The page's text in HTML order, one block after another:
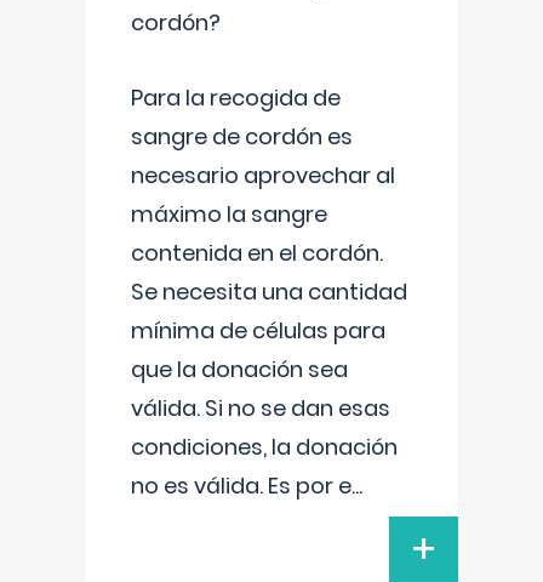
cordón?
Para la recogida de
sangre de cordón es
necesario aprovechar al
máximo la sangre
contenida en el cordón.
Se necesita una cantidad
mínima de células para
que la donación sea
válida. Si no se dan esas
condiciones, la donación
no es válida. Es por e...
+